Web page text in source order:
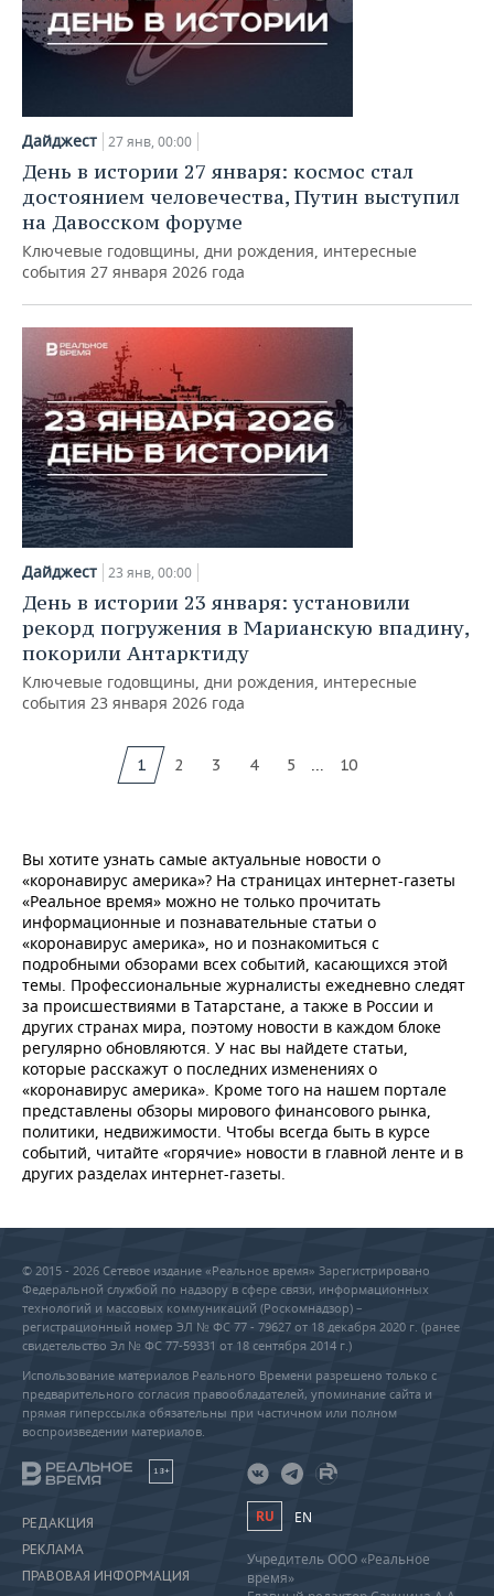
Дайджест 27 янв, 00:00
День в истории 27 января: космос стал
достоянием человечества, Путин выступил
на Давосском форуме
Ключевые годовщины, дни рождения, интересные
события 27 января 2026 года
Дайджест 23 янв, 00:00
День в истории 23 января: установили
рекорд погружения в Марианскую впадину,
покорили Антарктиду
Ключевые годовщины, дни рождения, интересные
события 23 января 2026 года
1 2 3 4 5 ... 10
Вы хотите узнать самые актуальные новости о
«коронавирус америка»? На страницах интернет-газеты
«Реальное время» можно не только прочитать
информационные и познавательные статьи о
«коронавирус америка», но и познакомиться с
подробными обзорами всех событий, касающихся этой
темы. Профессиональные журналисты ежедневно следят
за происшествиями в Татарстане, а также в России и
других странах мира, поэтому новости в каждом блоке
регулярно обновляются. У нас вы найдете статьи,
которые расскажут о последних изменениях о
«коронавирус америка». Кроме того на нашем портале
представлены обзоры мирового финансового рынка,
политики, недвижимости. Чтобы всегда быть в курсе
событий, читайте «горячие» новости в главной ленте и в
других разделах интернет-газеты.
© 2015 - 2026 Сетевое издание «Реальное время» Зарегистрировано
Федеральной службой по надзору в сфере связи, информационных
технологий и массовых коммуникаций (Роскомнадзор) –
регистрационный номер ЭЛ № ФС 77 - 79627 от 18 декабря 2020 г. (ранее
свидетельство Эл № ФС 77-59331 от 18 сентября 2014 г.)
Использование материалов Реального Времени разрешено только с
предварительного согласия правообладателей, упоминание сайта и
прямая гиперссылка обязательны при частичном или полном
воспроизведении материалов.
18+
РЕДАКЦИЯ
РЕКЛАМА
ПРАВОВАЯ ИНФОРМАЦИЯ
RU EN
Учредитель ООО «Реальное
время»